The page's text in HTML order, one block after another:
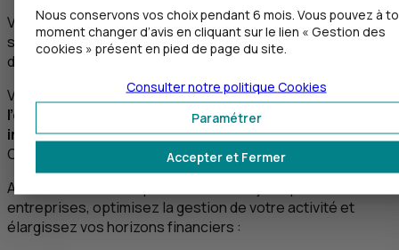
Vous avez certainement plusieurs comptes bancaires au
sein de plusieurs établissements voire dans des pays
différents.
Vous souhaitez alors pouvoirgérer facilement
l'ensemble de ces comptes, sur une seule et même
interface ?C'est exactement ce que vous propose le
CIC
Avec nos solutions spécialement conçues pour les
entreprises, optimisez la gestion de votre activité et
élargissez vos horizons financiers :
Nous conservons vos choix pendant 6 mois. Vous pouvez à
moment changer d’avis en cliquant sur le lien « Gestion des
cookies » présent en pied de page du site.
Accepter et Fermer
Paramétrer
Consulter notre politique Cookies